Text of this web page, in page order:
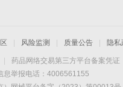
风险监测 质量公告 隐私
药品网络交易第三方平台备案凭证
息举报电话：4006561155